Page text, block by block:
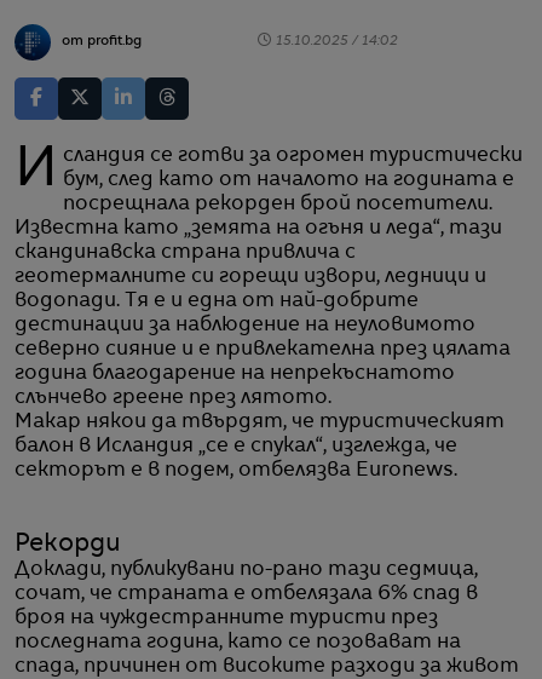
от profit.bg 15.10.2025 / 14:02
Исландия се готви за огромен туристически
бум, след като от началото на годината е
посрещнала рекорден брой посетители.
Известна като „земята на огъня и леда“, тази
скандинавска страна привлича с
геотермалните си горещи извори, ледници и
водопади. Тя е и една от най-добрите
дестинации за наблюдение на неуловимото
северно сияние и е привлекателна през цялата
година благодарение на непрекъснатото
слънчево греене през лятото.
Макар някои да твърдят, че туристическият
балон в Исландия „се е спукал“, изглежда, че
секторът е в подем, отбелязва Euronews.
Рекорди
Доклади, публикувани по-рано тази седмица,
сочат, че страната е отбелязала 6% спад в
броя на чуждестранните туристи през
последната година, като се позовават на
спада, причинен от високите разходи за живот